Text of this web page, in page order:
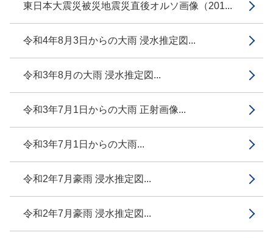
東日本大震災被災地震災直後オルソ画像（201...
令和4年8月3日からの大雨 浸水推定図...
令和3年8月の大雨 浸水推定図...
令和3年7月1日からの大雨 正射画像...
令和3年7月1日からの大雨...
令和2年7月豪雨 浸水推定図...
令和2年7月豪雨 浸水推定図...